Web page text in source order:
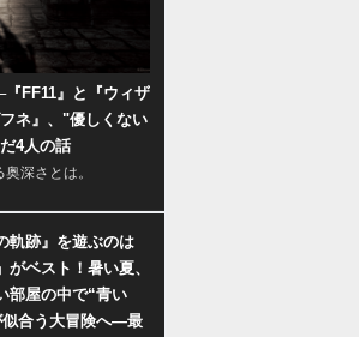
『FF11』と『ウィザ
ネ』、"優しくない
4人の話
深さとは。
軌跡』を遊ぶのは
がベスト！暑い夏、
部屋の中で“青い
似合う大冒険へ―最